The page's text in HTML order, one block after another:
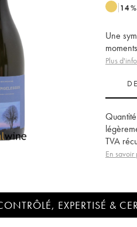
14%
Une
Plus
TVA
En savoir
EXPERTISÉ &